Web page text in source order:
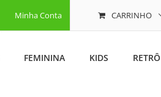
Minha Conta CARRINHO
FEMININA KIDS RETRÔ